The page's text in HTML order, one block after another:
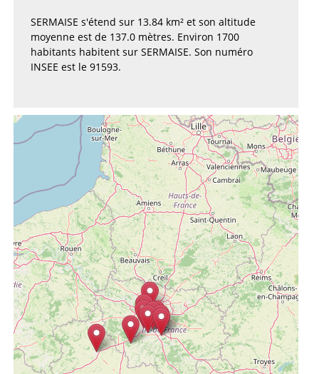
SERMAISE s'étend sur 13.84 km² et son altitude
moyenne est de 137.0 mètres. Environ 1700
habitants habitent sur SERMAISE. Son numéro
INSEE est le 91593.